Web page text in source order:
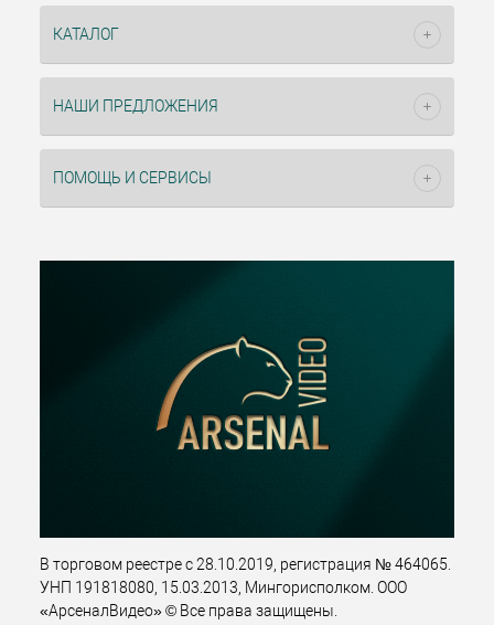
КАТАЛОГ
НАШИ ПРЕДЛОЖЕНИЯ
ПОМОЩЬ И СЕРВИСЫ
В торговом реестре с 28.10.2019, регистрация № 464065.
УНП 191818080, 15.03.2013, Мингорисполком. ООО
«АрсеналВидео» © Все права защищены.